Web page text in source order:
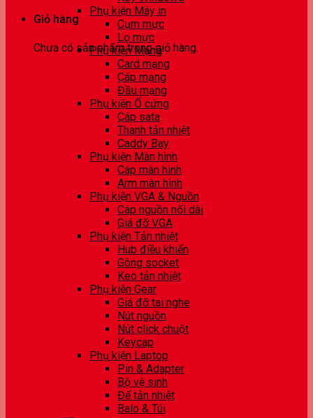
Giỏ hàng
Chưa có sản phẩm trong giỏ hàng.
Phụ kiện Máy in
Cụm mực
Lọ mực
Phụ kiện Mạng
Card mạng
Cáp mạng
Đầu mạng
Phụ kiện Ổ cứng
Cáp sata
Thanh tản nhiệt
Caddy Bay
Phụ kiện Màn hình
Cáp màn hình
Arm màn hình
Phụ kiện VGA & Nguồn
Cáp nguồn nối dài
Giá đỡ VGA
Phụ kiện Tản nhiệt
Hub điều khiển
Gông socket
Keo tản nhiệt
Phụ kiện Gear
Giá đỡ tai nghe
Nút nguồn
Nút click chuột
Keycap
Phụ kiện Laptop
Pin & Adapter
Bộ vệ sinh
Đế tản nhiệt
Balo & Túi